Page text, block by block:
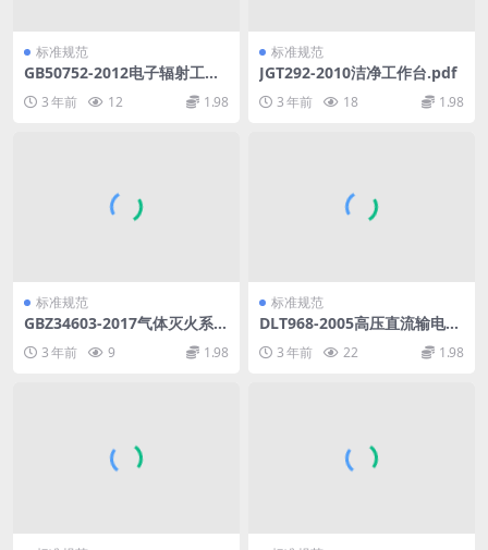
标准规范
GB50752-2012电子辐射工程
3 年前 12 1.98
标准规范
JGT292-2010洁净工作台.pdf
3 年前 18 1.98
标准规范
GBZ34603-2017气体灭火系统
预设计流量计算方法及验证试
验.pdf
3 年前 9 1.98
标准规范
DLT968-2005高压直流输电工
程启动及竣工验收规程.pdf
3 年前 22 1.98